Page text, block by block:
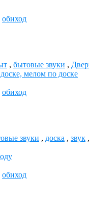
обиход
, бытовые звуки ,
мелом по доске
обиход
звуки , доска , звук ,
обиход